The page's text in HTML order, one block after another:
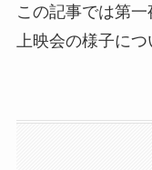
この記事では第
上映会の様子に